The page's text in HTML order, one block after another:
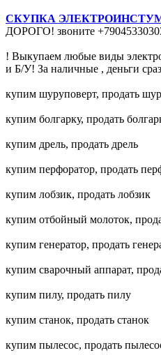
СКУПКА
ДОРОГО! звоните
! Выкупаем любые виды
и Б/У! За наличные , деньги
купим шуруповерт, продать
купим болгарку, продать
купим дрель, продать дрель
купим перфоратор, продать
купим лобзик, продать лобзик
купим отбойный молоток,
купим генератор, продать
купим сварочный аппарат,
купим пилу, продать пилу
купим станок, продать станок
купим пылесос, продать